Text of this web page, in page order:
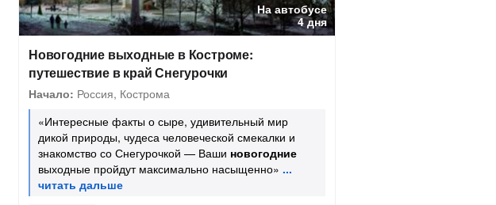
На автобусе
4 дня
Новогодние выходные в Костроме:
путешествие в край Снегурочки
Начало: Россия, Кострома
«Интересные факты о сыре, удивительный мир
дикой природы, чудеса человеческой смекалки и
знакомство со Снегурочкой — Ваши новогодние
выходные пройдут максимально насыщенно»